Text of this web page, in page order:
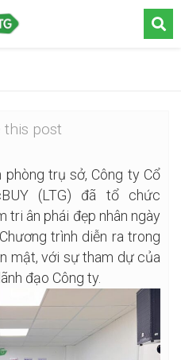
this post
phòng trụ sở, Công ty Cổ
(LTG) đã tổ chức
tri ân phái đẹp nhân ngày
trình diễn ra trong
mật, với sự tham dự của
đạo Công ty.